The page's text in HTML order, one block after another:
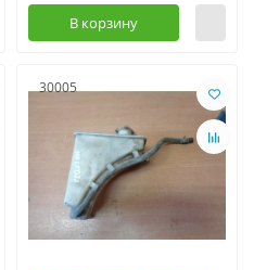
В корзину
30005